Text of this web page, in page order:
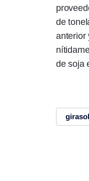
de
anterior
de soja
girasol